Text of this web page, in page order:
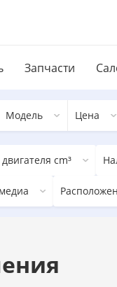
Запчасти
Модель Цена
cm³